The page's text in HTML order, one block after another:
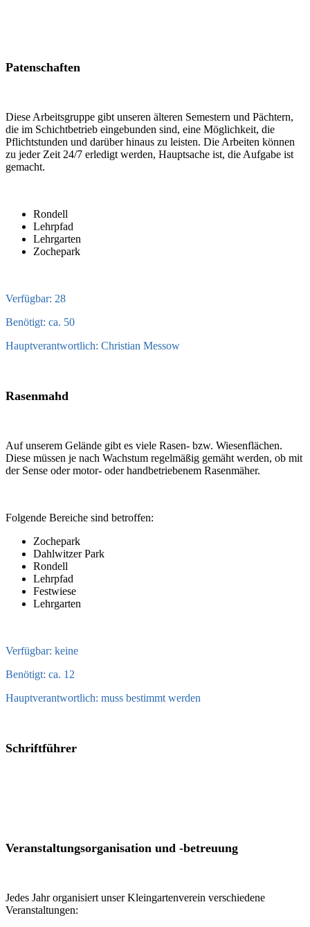
Patenschaften
Diese Arbeitsgruppe gibt unseren älteren Semestern und Pächtern,
die im Schichtbetrieb eingebunden sind, eine Möglichkeit, die
Pflichtstunden und darüber hinaus zu leisten. Die Arbeiten können
zu jeder Zeit 24/7 erledigt werden, Hauptsache ist, die Aufgabe ist
gemacht.
Rondell
Lehrpfad
Lehrgarten
Zochepark
Verfügbar: 28
Benötigt: ca. 50
Hauptverantwortlich: Christian Messow
Rasenmahd
Auf unserem Gelände gibt es viele Rasen- bzw. Wiesenflächen.
Diese müssen je nach Wachstum regelmäßig gemäht werden, ob mit
der Sense oder motor- oder handbetriebenem Rasenmäher.
Folgende Bereiche sind betroffen:
Zochepark
Dahlwitzer Park
Rondell
Lehrpfad
Festwiese
Lehrgarten
Verfügbar: keine
Benötigt: ca. 12
Hauptverantwortlich: muss bestimmt werden
Schriftführer
Veranstaltungsorganisation und -betreuung
Jedes Jahr organisiert unser Kleingartenverein verschiedene
Veranstaltungen: